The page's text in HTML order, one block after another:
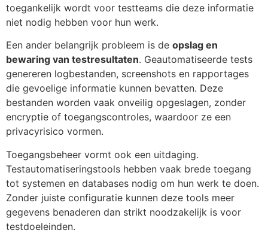
toegankelijk wordt voor testteams die deze informatie
niet nodig hebben voor hun werk.
Een ander belangrijk probleem is de opslag en
bewaring van testresultaten. Geautomatiseerde tests
genereren logbestanden, screenshots en rapportages
die gevoelige informatie kunnen bevatten. Deze
bestanden worden vaak onveilig opgeslagen, zonder
encryptie of toegangscontroles, waardoor ze een
privacyrisico vormen.
Toegangsbeheer vormt ook een uitdaging.
Testautomatiseringstools hebben vaak brede toegang
tot systemen en databases nodig om hun werk te doen.
Zonder juiste configuratie kunnen deze tools meer
gegevens benaderen dan strikt noodzakelijk is voor
testdoeleinden.